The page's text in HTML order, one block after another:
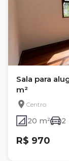
Sala para
m²
Centro
20 m² 2
R$ 970